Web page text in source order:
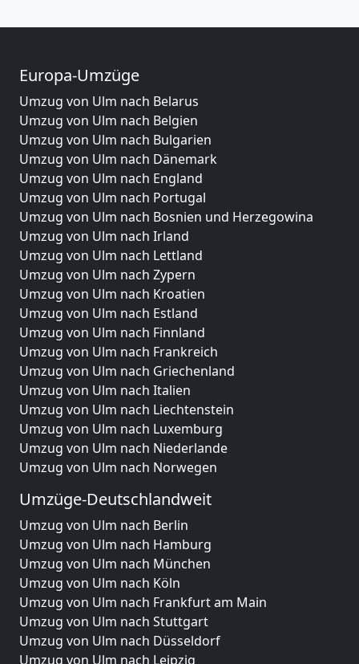
Europa-Umzüge
Umzug von Ulm nach Belarus
Umzug von Ulm nach Belgien
Umzug von Ulm nach Bulgarien
Umzug von Ulm nach Dänemark
Umzug von Ulm nach England
Umzug von Ulm nach Portugal
Umzug von Ulm nach Bosnien und Herzegowina
Umzug von Ulm nach Irland
Umzug von Ulm nach Lettland
Umzug von Ulm nach Zypern
Umzug von Ulm nach Kroatien
Umzug von Ulm nach Estland
Umzug von Ulm nach Finnland
Umzug von Ulm nach Frankreich
Umzug von Ulm nach Griechenland
Umzug von Ulm nach Italien
Umzug von Ulm nach Liechtenstein
Umzug von Ulm nach Luxemburg
Umzug von Ulm nach Niederlande
Umzug von Ulm nach Norwegen
Umzüge-Deutschlandweit
Umzug von Ulm nach Berlin
Umzug von Ulm nach Hamburg
Umzug von Ulm nach München
Umzug von Ulm nach Köln
Umzug von Ulm nach Frankfurt am Main
Umzug von Ulm nach Stuttgart
Umzug von Ulm nach Düsseldorf
Umzug von Ulm nach Leipzig